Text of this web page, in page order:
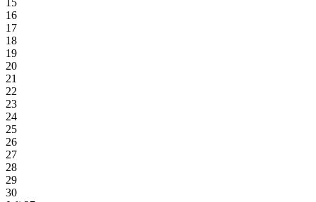
15
16
17
18
19
20
21
22
23
24
25
26
27
28
29
30